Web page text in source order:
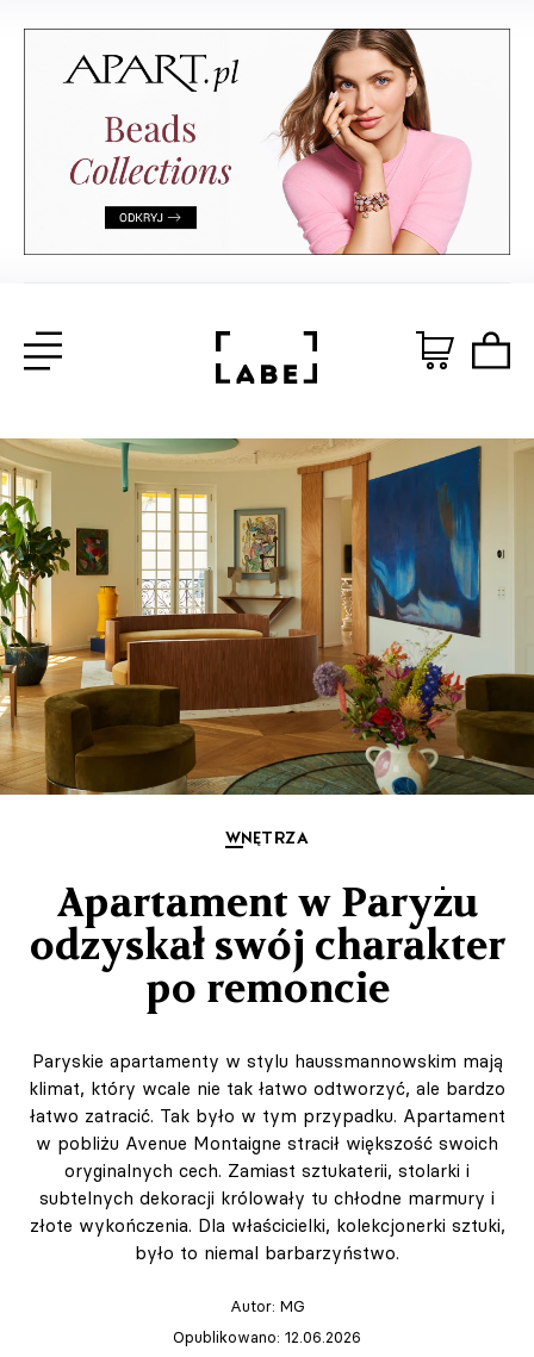
WNĘTRZA
Apartament w Paryżu
odzyskał swój charakter
po remoncie
Paryskie apartamenty w stylu haussmannowskim mają
klimat, który wcale nie tak łatwo odtworzyć, ale bardzo
łatwo zatracić. Tak było w tym przypadku. Apartament
w pobliżu Avenue Montaigne stracił większość swoich
oryginalnych cech. Zamiast sztukaterii, stolarki i
subtelnych dekoracji królowały tu chłodne marmury i
złote wykończenia. Dla właścicielki, kolekcjonerki sztuki,
było to niemal barbarzyństwo.
Autor: MG
Opublikowano: 12.06.2026